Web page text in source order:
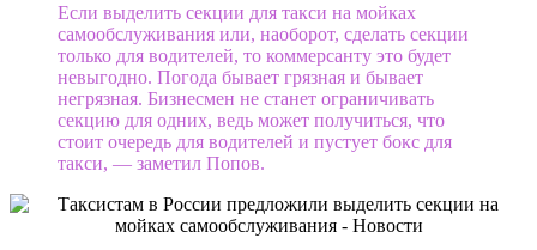
Если выделить секции для такси на мойках
самообслуживания или, наоборот, сделать секции
только для водителей, то коммерсанту это будет
невыгодно. Погода бывает грязная и бывает
негрязная. Бизнесмен не станет ограничивать
секцию для одних, ведь может получиться, что
стоит очередь для водителей и пустует бокс для
такси, — заметил Попов.